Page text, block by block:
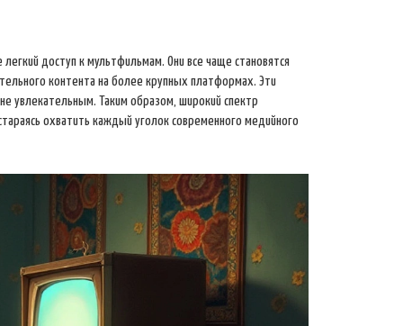
легкий доступ к мультфильмам. Они все чаще становятся
контента на более крупных платформах. Эти
увлекательным. Таким образом, широкий спектр
охватить каждый уголок современного медийного